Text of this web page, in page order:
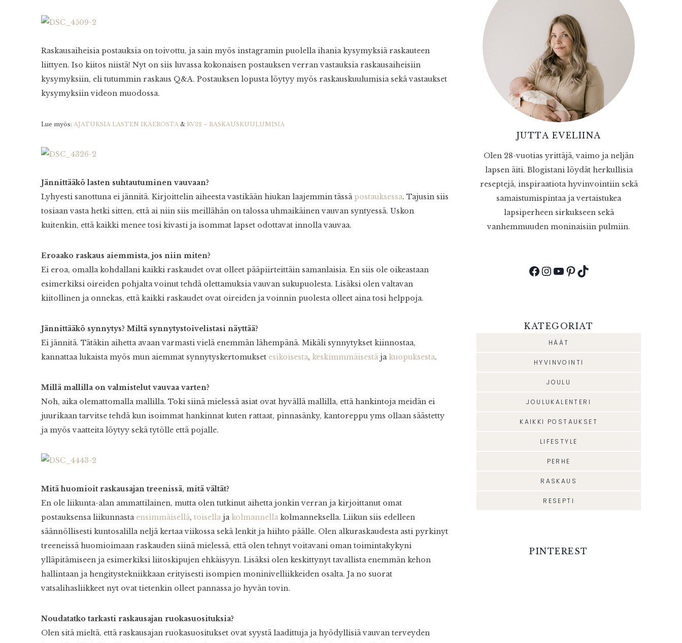
Raskausaiheisia postauksia on toivottu, ja sain myös instagramin puolella ihania kysymyksiä raskauteen
liittyen. Iso kiitos niistä! Nyt on siis luvassa kokonaisen postauksen verran vastauksia raskausaiheisiin
kysymyksiin, eli tutummin raskaus Q&A. Postauksen lopusta löytyy myös raskauskuulumisia sekä vastaukset
kysymyksiin videon muodossa.
Lue myös: AJATUKSIA LASTEN IKÄEROSTA & RV32 – RASKAUSKUULUMISIA
Jännittääkö lasten suhtautuminen vauvaan?
Lyhyesti sanottuna ei jännitä. Kirjoittelin aiheesta vastikään hiukan laajemmin tässä postauksessa. Tajusin siis
tosiaan vasta hetki sitten, että ai niin siis meillähän on talossa uhmaikäinen vauvan syntyessä. Uskon
kuitenkin, että kaikki menee tosi kivasti ja isommat lapset odottavat innolla vauvaa.
Eroaako raskaus aiemmista, jos niin miten?
Ei eroa, omalla kohdallani kaikki raskaudet ovat olleet pääpiirteittäin samanlaisia. En siis ole oikeastaan
esimerkiksi oireiden pohjalta voinut tehdä olettamuksia vauvan sukupuolesta. Lisäksi olen valtavan
kiitollinen ja onnekas, että kaikki raskaudet ovat oireiden ja voinnin puolesta olleet aina tosi helppoja.
Jännittääkö synnytys? Miltä synnytystoivelistasi näyttää?
Ei jännitä. Tätäkin aihetta avaan varmasti vielä enemmän lähempänä. Mikäli synnytykset kiinnostaa,
kannattaa lukaista myös mun aiemmat synnytyskertomukset esikoisesta, keskimmmäisestä ja kuopuksesta.
Millä mallilla on valmistelut vauvaa varten?
Noh, aika olemattomalla mallilla. Toki siinä mielessä asiat ovat hyvällä mallilla, että hankintoja meidän ei
juurikaan tarvitse tehdä kun isoimmat hankinnat kuten rattaat, pinnasänky, kantoreppu yms ollaan säästetty
ja myös vaatteita löytyy sekä tytölle että pojalle.
Mitä huomioit raskausajan treenissä, mitä vältät?
En ole liikunta-alan ammattilainen, mutta olen tutkinut aihetta jonkin verran ja kirjoittanut omat
postauksensa liikunnasta ensimmäisellä, toisella ja kolmannella kolmanneksella. Liikun siis edelleen
säännöllisesti kuntosalilla neljä kertaa viikossa sekä lenkit ja hiihto päälle. Olen alkuraskaudesta asti pyrkinyt
treeneissä huomioimaan raskauden siinä mielessä, että olen tehnyt voitavani oman toimintakykyni
ylläpitämiseen ja esimerkiksi liitoskipujen ehkäisyyn. Lisäksi olen keskittynyt tavallista enemmän kehon
hallintaan ja hengitystekniikkaan erityisesti isompien moninivelliikkeiden osalta. Ja no suorat
vatsalihasliikkeet nyt ovat tietenkin olleet pannassa jo hyvän tovin.
Noudatatko tarkasti raskausajan ruokasuosituksia?
Olen sitä mieltä, että raskausajan ruokasuositukset ovat syystä laadittuja ja hyödyllisiä vauvan terveyden
JUTTA EVELIINA
Olen 28-vuotias yrittäjä, vaimo ja neljän
lapsen äiti. Blogistani löydät herkullisia
reseptejä, inspiraatiota hyvinvointiin sekä
samaistumispintaa ja vertaistukea
lapsiperheen sirkukseen sekä
vanhemmuuden moninaisiin pulmiin.
Facebook
Instagram
YouTube
Pinterest
TikTok
KATEGORIAT
HÄÄT
HYVINVOINTI
JOULU
JOULUKALENTERI
KAIKKI POSTAUKSET
LIFESTYLE
PERHE
RASKAUS
RESEPTI
PINTEREST